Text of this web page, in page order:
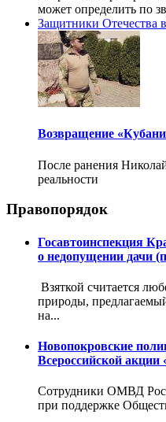
может определить по
Защитники Отечества
Возвращение
После ранения
реальности
Правопорядок
Госавтоинспекция
о недопущении дачи
Взяткой считается
природы,
на...
Новопокровские
Всероссийской акции
Сотрудники ОМВД
при поддержке